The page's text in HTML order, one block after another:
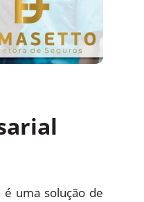
é uma solução de